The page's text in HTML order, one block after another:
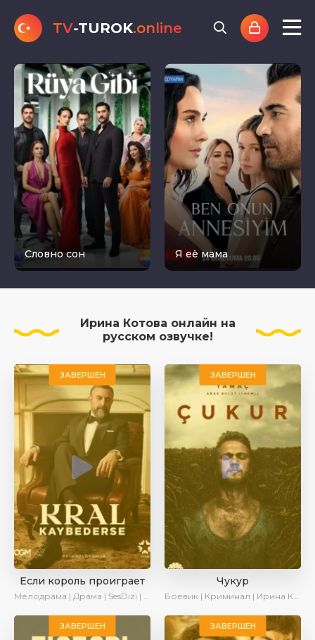
TV-TUROK.online
Словно сон Я её мама
Ирина Котова онлайн на
русском озвучке!
ЗАВЕРШЕН
Если король проиграет
Мелодрама | Драма | SesDizi | Ирина Котова | AlisaDirilis | Turok1990 | Новинки | Сериалы 2025
ЗАВЕРШЕН
Чукур
Боевик | Криминал | Ирина Котова
ЗАВЕРШЕН ЗАВЕРШЕН